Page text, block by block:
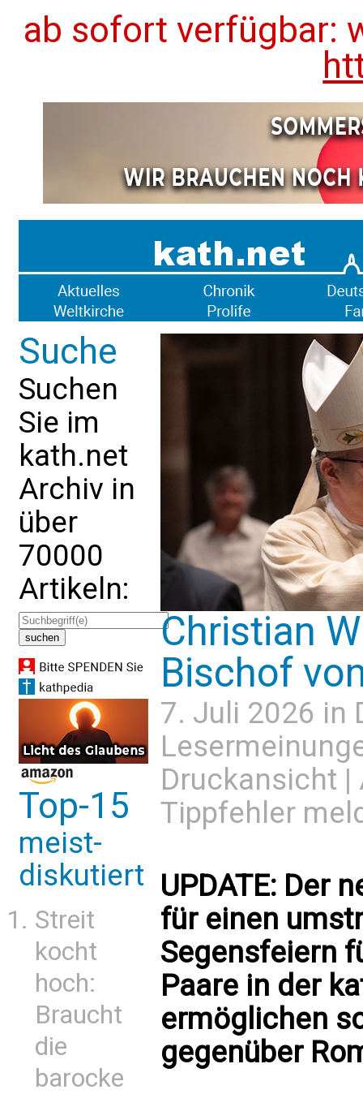
ab sofort verfügbar:
Suche
Suchen
Sie im
kath.net
Archiv in
über
70000
Artikeln:
Top-15
meist-
diskutiert
Streit
kocht
hoch:
Braucht
die
barocke
Christian
Bischof
7. Juli 2026 in
Druckansicht |
Tippfehler
UPDATE: Der
für einen
Segensfeiern
Paare in der
ermöglichen
gegenüber